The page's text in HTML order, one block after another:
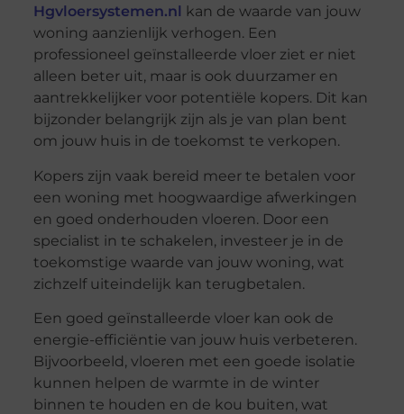
Hgvloersystemen.nl
kan de waarde van jouw
woning aanzienlijk verhogen. Een
professioneel geïnstalleerde vloer ziet er niet
alleen beter uit, maar is ook duurzamer en
aantrekkelijker voor potentiële kopers. Dit kan
bijzonder belangrijk zijn als je van plan bent
om jouw huis in de toekomst te verkopen.
Kopers zijn vaak bereid meer te betalen voor
een woning met hoogwaardige afwerkingen
en goed onderhouden vloeren. Door een
specialist in te schakelen, investeer je in de
toekomstige waarde van jouw woning, wat
zichzelf uiteindelijk kan terugbetalen.
Een goed geïnstalleerde vloer kan ook de
energie-efficiëntie van jouw huis verbeteren.
Bijvoorbeeld, vloeren met een goede isolatie
kunnen helpen de warmte in de winter
binnen te houden en de kou buiten, wat